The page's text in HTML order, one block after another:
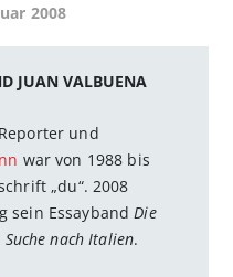
2008
JUAN VALBUENA
und
war von 1988 bis
„du“. 2008
sein EssaybandDie
nach Italien.